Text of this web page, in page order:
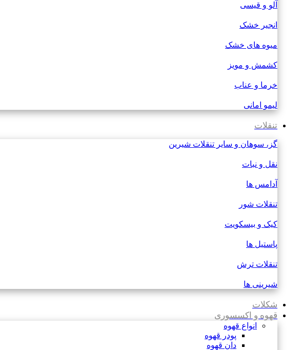
آلو و قیسی
انجیر خشک
میوه های خشک
کشمش و مویز
خرما و عناب
لیمو امانی
تنقلات
گز، سوهان و سایر تنقلات شیرین
نقل و نبات
آدامس ها
تنقلات شور
کیک و بیسکویت
پاستیل ها
تنقلات ترش
شیرینی ها
شکلات
قهوه و اکسسوری
انواع قهوه
پودر قهوه
دان قهوه